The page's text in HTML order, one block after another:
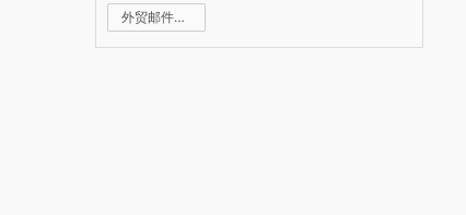
外贸邮件群发